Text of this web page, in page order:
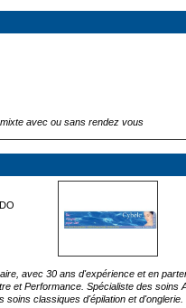
avec ou sans rendez vous
avec 30 ans d'expérience et en
et Performance. Spécialiste des
soins classiques d'épilation et